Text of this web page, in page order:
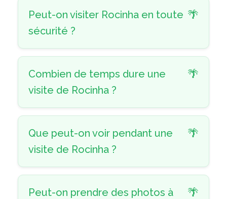
Peut-on visiter Rocinha en toute
sécurité ?
Combien de temps dure une
visite de Rocinha ?
Que peut-on voir pendant une
visite de Rocinha ?
Peut-on prendre des photos à